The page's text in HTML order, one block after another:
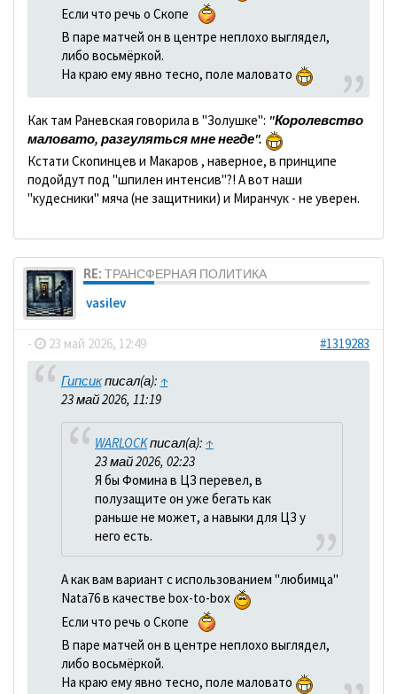
Если что речь о Скопе
В паре матчей он в центре неплохо выглядел,
либо восьмёркой.
На краю ему явно тесно, поле маловато
Как там Раневская говорила в "Золушке": "Королевство
маловато, разгуляться мне негде".
Кстати Скопинцев и Макаров , наверное, в принципе
подойдут под "шпилен интенсив"?! А вот наши
"кудесники" мяча (не защитники) и Миранчук - не уверен.
RE: ТРАНСФЕРНАЯ ПОЛИТИКА
vasilev
- 23 май 2026, 12:49 #1319283
Гипсикписал(а): ↑
23 май 2026, 11:19
WARLOCKписал(а): ↑
23 май 2026, 02:23
Я бы Фомина в ЦЗ перевел, в
полузащите он уже бегать как
раньше не может, а навыки для ЦЗ у
него есть.
А как вам вариант с использованием "любимца"
Nata76 в качестве box-to-box
Если что речь о Скопе
В паре матчей он в центре неплохо выглядел,
либо восьмёркой.
На краю ему явно тесно, поле маловато